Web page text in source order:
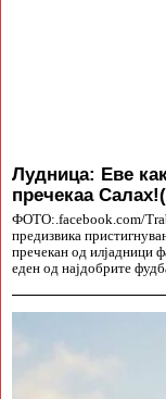
Лудница: Еве
пречекаа
ФОТО:.facebook.com/
предизвика
пречекан од илјадници
еден од најдобрите